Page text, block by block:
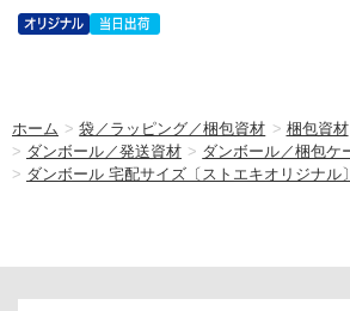
ホーム >袋／ラッピング／梱包資材 > 梱包資材
> ダンボール／発送資材 > ダンボール／梱包ケ
> ダンボール 宅配サイズ〔ストエキオリジナル〕